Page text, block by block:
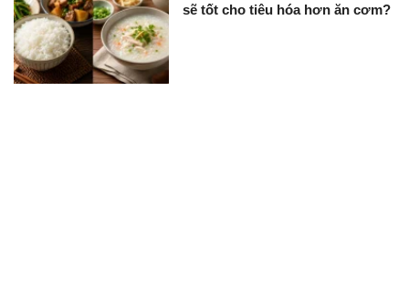
sẽ tốt cho tiêu hóa hơn ăn cơm?